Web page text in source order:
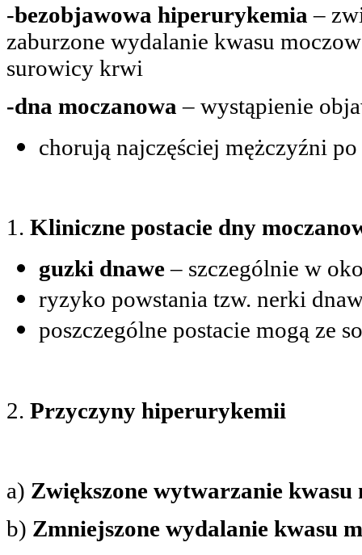
-bezobjawowa hiperurykemia –
zaburzone wydalanie kwasu
surowicy krwi
-dna moczanowa – wystąpienie
chorują najczęściej mężczyźni
1. Kliniczne postacie dny
guzki dnawe– szczególnie w
ryzyko powstania tzw. nerki
poszczególne postacie mogą ze
2. Przyczyny hiperurykemii
a) Zwiększone wytwarzanie kwasu
b) Zmniejszone wydalanie kwasu